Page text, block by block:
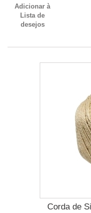
Adicionar à
Lista de
desejos
Corda de